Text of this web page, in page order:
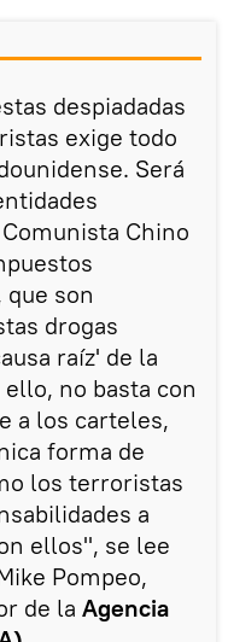
despiadadas
exige todo
Será
Chino
son
drogas
raíz' de la
no basta con
a los carteles,
forma de
los terroristas
a
ellos", se lee
Pompeo,
de la Agencia